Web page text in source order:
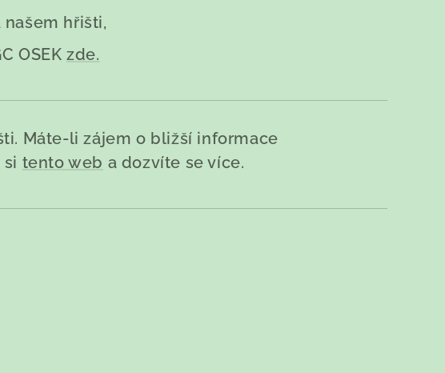
hřišti,
OSEKzde.
Máte-li zájem o bližší informace
tento web a dozvíte se více.